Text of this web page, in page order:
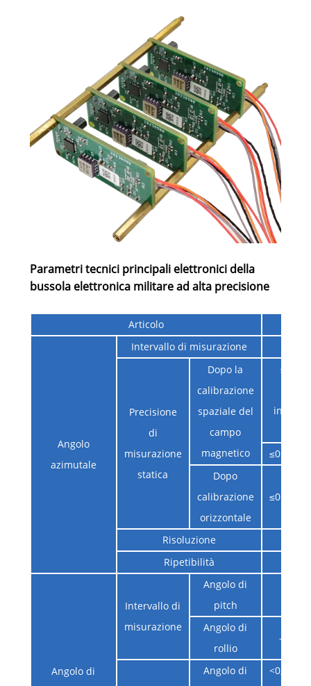
Parametri tecnici principali elettronici della
bussola elettronica militare ad alta precisione
Articolo
Angolo
azimutale
Intervallo di misurazione
Precisione
di
misurazione
statica
Dopo la
calibrazione
spaziale del
campo
magnetico
≤0,5
Dopo
calibrazione
orizzontale
Risoluzione
Ripetibilità
Angolo di
Intervallo di
misurazione
Angolo di
pitch
Angolo di
rollio
-180 °
Angolo di
<0,1